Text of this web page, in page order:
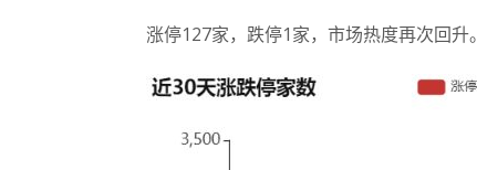
涨停127家，跌停1家，市场热度再次回升。